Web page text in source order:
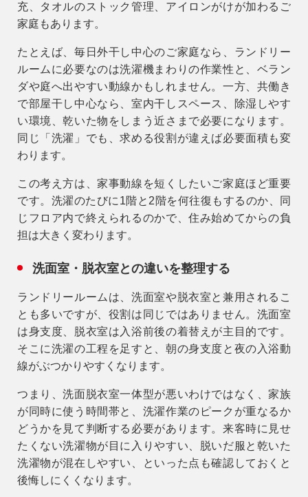
充、タオルのストック管理、アイロンがけが加わるご
家庭もあります。
たとえば、毎日外干し中心のご家庭なら、ランドリー
ルームに必要なのは洗濯機まわりの作業性と、ベラン
ダや庭へ出やすい動線かもしれません。一方、共働き
で部屋干し中心なら、室内干しスペース、除湿しやす
い環境、乾いた物をしまう近さ まで必要になります。
同じ「洗濯」でも、求める役割が違えば必要面積も変
わります。
この考え方は、家事動線を短くしたいご家庭ほど重要
です。洗濯のたびに1階と2階を何往復もするのか、同
じフロア内で終えられるのかで、住み始めてからの負
担は大きく変わります。
洗面室・脱衣室との違いを整理する
ランドリールームは、洗面室や脱衣室と兼用されるこ
とも多いですが、役割は同じではありません。洗面室
は身支度、脱衣室は入浴前後の着替えが主目的です。
そこに洗濯の工程を足すと、朝の身支度と夜の入浴動
線がぶつかりやすくなります。
つまり、洗面脱衣室一体型が悪いわけではなく、家族
が同時に使う時間帯と、洗濯作業のピークが重なるか
どうかを見て判断する必要があります。来客時に見せ
たくない洗濯物が目に入りやすい、脱いだ服と乾いた
洗濯物が混在しやすい、といった点も確認しておくと
後悔しにくくなります。